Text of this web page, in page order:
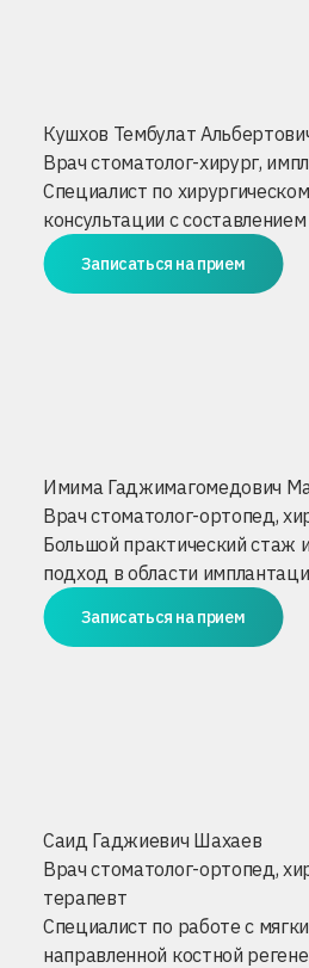
Кушхов Тембулат
Врач стоматолог-хирург,
Специалист по
консультации с
Записаться на прием
Имима Гаджимагомедович
Врач стоматолог-ортопед,
Большой практический стаж
подход в области
Записаться на прием
Саид Гаджиевич Шахаев
Врач стоматолог-ортопед,
терапевт
Специалист по работе с
направленной костной